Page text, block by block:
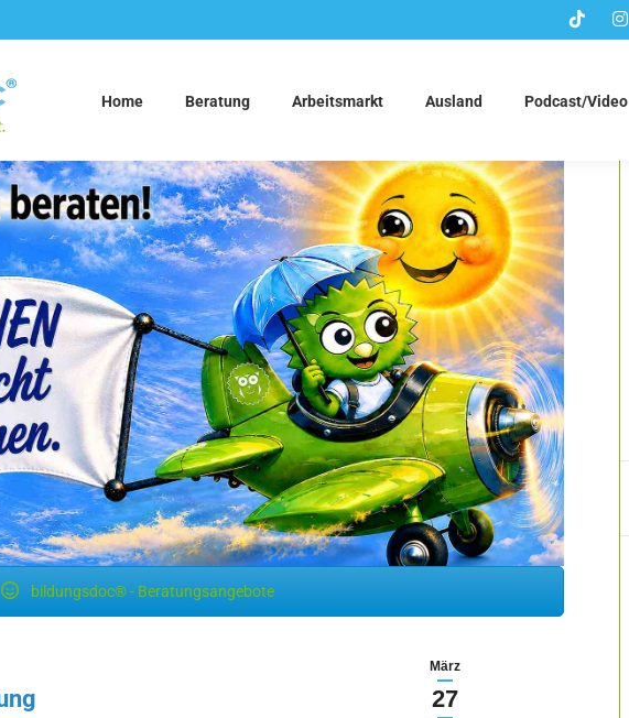
Home Beratung Arbeitsmarkt Ausland Podcast/Video
bildungsdoc® - Beratungsangebote
März
27